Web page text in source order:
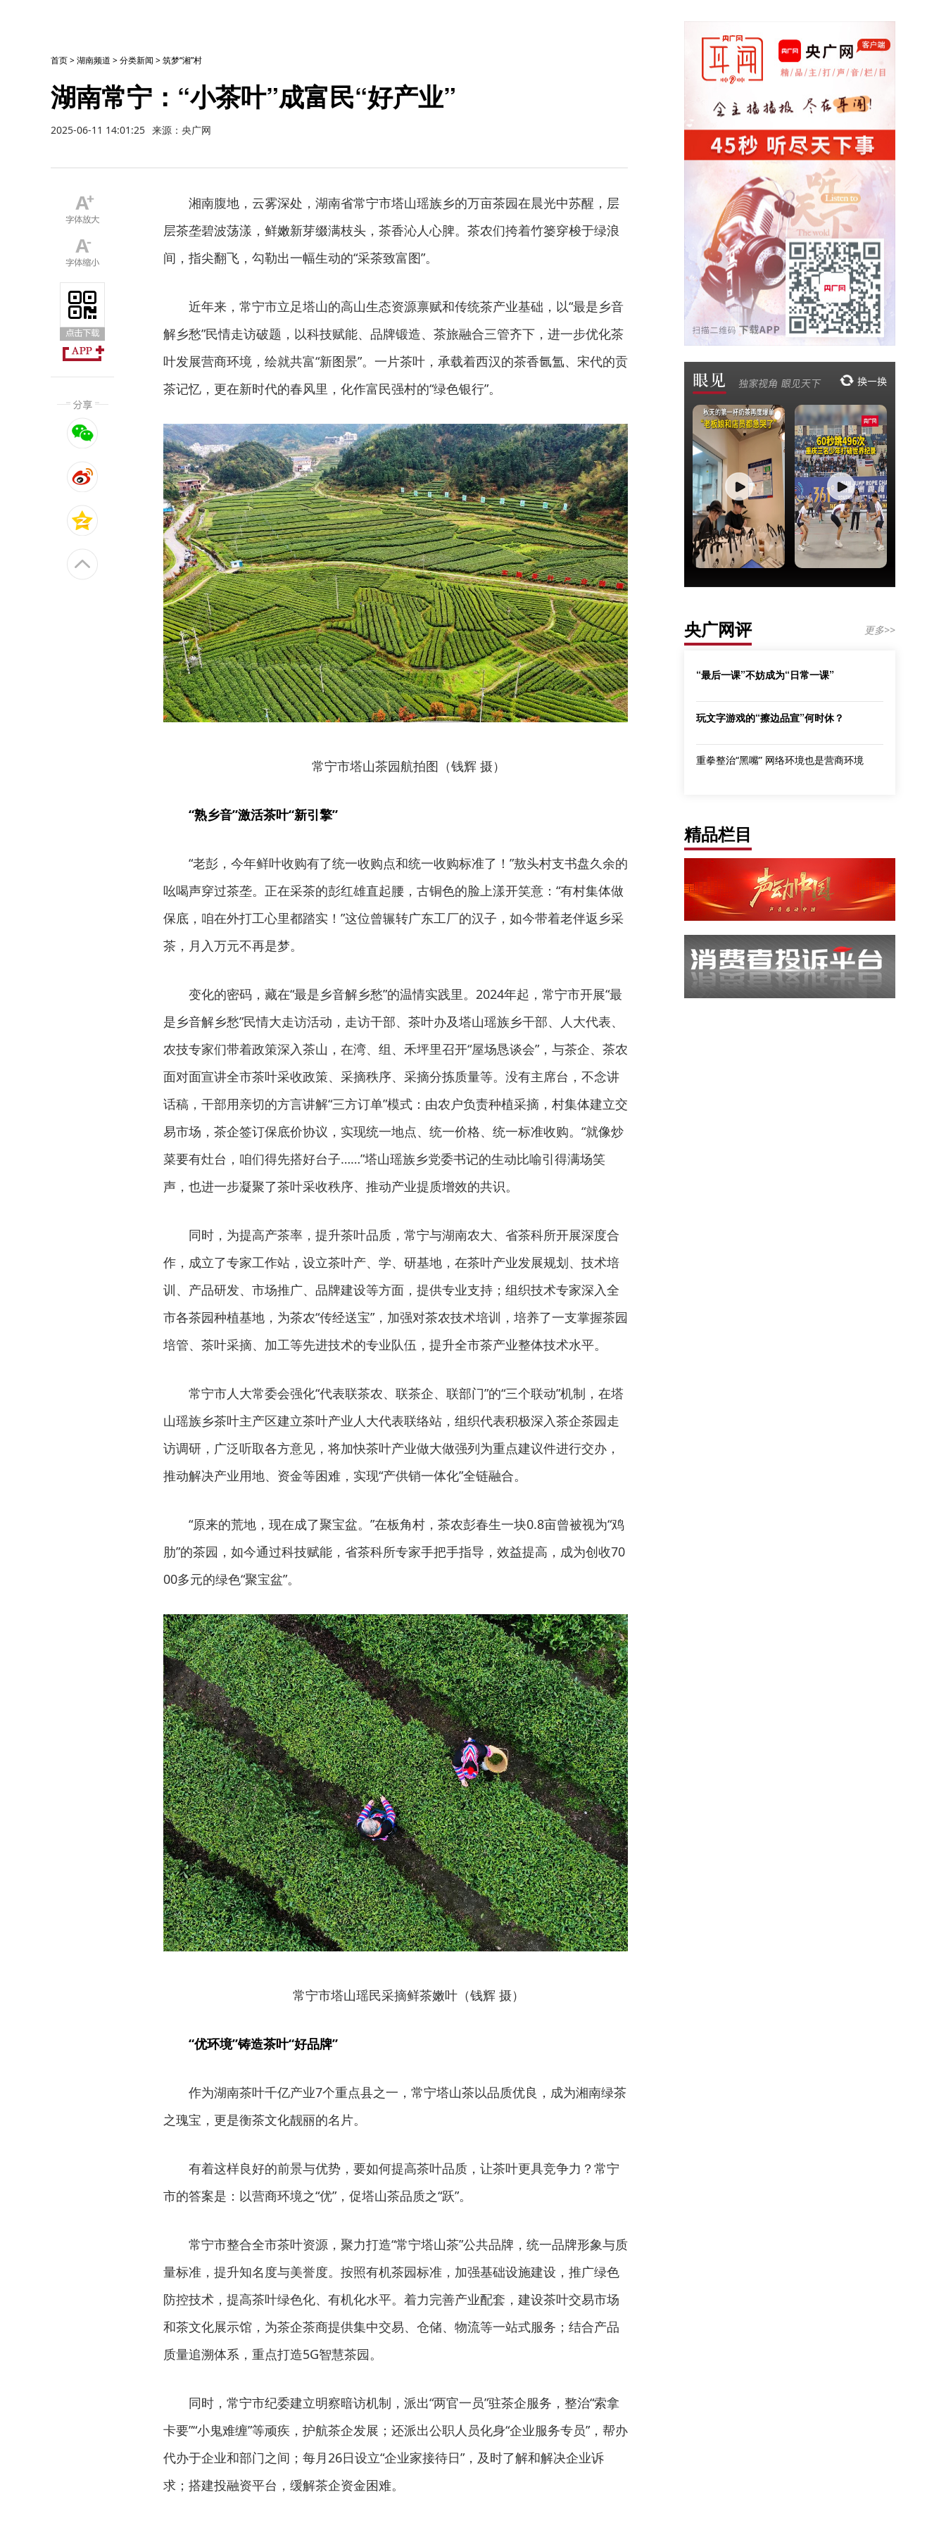
首页>湖南频道 >分类新闻 >筑梦“湘”村
湖南常宁：“小茶叶”成富民“好产业”
2025-06-11 14:01:25 来源：央广网
湘南腹地，云雾深处，湖南省常宁市塔山瑶族乡的万亩茶园在晨光中苏醒，层
层茶垄碧波荡漾，鲜嫩新芽缀满枝头，茶香沁人心脾。茶农们挎着竹篓穿梭于绿浪
间，指尖翻飞，勾勒出一幅生动的“采茶致富图”。
近年来，常宁市立足塔山的高山生态资源禀赋和传统茶产业基础，以“最是乡音
解乡愁”民情走访破题，以科技赋能、品牌锻造、茶旅融合三管齐下，进一步优化茶
叶发展营商环境，绘就共富“新图景”。一片茶叶，承载着西汉的茶香氤氲、宋代的贡
茶记忆，更在新时代的春风里，化作富民强村的“绿色银行”。
常宁市塔山茶园航拍图（钱辉 摄）
“熟乡音”激活茶叶“新引擎”
“老彭，今年鲜叶收购有了统一收购点和统一收购标准了！”敖头村支书盘久余的
吆喝声穿过茶垄。正在采茶的彭红雄直起腰，古铜色的脸上漾开笑意：“有村集体做
保底，咱在外打工心里都踏实！”这位曾辗转广东工厂的汉子，如今带着老伴返乡采
茶，月入万元不再是梦。
变化的密码，藏在“最是乡音解乡愁”的温情实践里。2024年起，常宁市开展“最
是乡音解乡愁”民情大走访活动，走访干部、茶叶办及塔山瑶族乡干部、人大代表、
农技专家们带着政策深入茶山，在湾、组、禾坪里召开“屋场恳谈会”，与茶企、茶农
面对面宣讲全市茶叶采收政策、采摘秩序、采摘分拣质量等。没有主席台，不念讲
话稿，干部用亲切的方言讲解“三方订单”模式：由农户负责种植采摘，村集体建立交
易市场，茶企签订保底价协议，实现统一地点、统一价格、统一标准收购。“就像炒
菜要有灶台，咱们得先搭好台子……”塔山瑶族乡党委书记的生动比喻引得满场笑
声，也进一步凝聚了茶叶采收秩序、推动产业提质增效的共识。
同时，为提高产茶率，提升茶叶品质，常宁与湖南农大、省茶科所开展深度合
作，成立了专家工作站，设立茶叶产、学、研基地，在茶叶产业发展规划、技术培
训、产品研发、市场推广、品牌建设等方面，提供专业支持；组织技术专家深入全
市各茶园种植基地，为茶农“传经送宝”，加强对茶农技术培训，培养了一支掌握茶园
培管、茶叶采摘、加工等先进技术的专业队伍，提升全市茶产业整体技术水平。
常宁市人大常委会强化“代表联茶农、联茶企、联部门”的“三个联动”机制，在塔
山瑶族乡茶叶主产区建立茶叶产业人大代表联络站，组织代表积极深入茶企茶园走
访调研，广泛听取各方意见，将加快茶叶产业做大做强列为重点建议件进行交办，
推动解决产业用地、资金等困难，实现“产供销一体化”全链融合。
“原来的荒地，现在成了聚宝盆。”在板角村，茶农彭春生一块0.8亩曾被视为“鸡
肋”的茶园，如今通过科技赋能，省茶科所专家手把手指导，效益提高，成为创收70
00多元的绿色“聚宝盆”。
常宁市塔山瑶民采摘鲜茶嫩叶（钱辉 摄）
“优环境”铸造茶叶“好品牌”
作为湖南茶叶千亿产业7个重点县之一，常宁塔山茶以品质优良，成为湘南绿茶
之瑰宝，更是衡茶文化靓丽的名片。
有着这样良好的前景与优势，要如何提高茶叶品质，让茶叶更具竞争力？常宁
市的答案是：以营商环境之“优”，促塔山茶品质之“跃”。
常宁市整合全市茶叶资源，聚力打造“常宁塔山茶”公共品牌，统一品牌形象与质
量标准，提升知名度与美誉度。按照有机茶园标准，加强基础设施建设，推广绿色
防控技术，提高茶叶绿色化、有机化水平。着力完善产业配套，建设茶叶交易市场
和茶文化展示馆，为茶企茶商提供集中交易、仓储、物流等一站式服务；结合产品
质量追溯体系，重点打造5G智慧茶园。
同时，常宁市纪委建立明察暗访机制，派出“两官一员”驻茶企服务，整治“索拿
卡要”“小鬼难缠”等顽疾，护航茶企发展；还派出公职人员化身“企业服务专员”，帮办
代办于企业和部门之间；每月26日设立“企业家接待日”，及时了解和解决企业诉
求；搭建投融资平台，缓解茶企资金困难。
央广网评 更多>>
“最后一课”不妨成为“日常一课”
玩文字游戏的“擦边品宣”何时休？
重拳整治“黑嘴” 网络环境也是营商环境
精品栏目